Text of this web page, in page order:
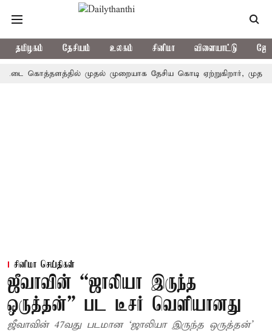
தமிழகம் தேசியம் உலகம் சினிமா விளையாட்டு
முதல் முறையாக தேசிய கொடி ஏற்றுகிறார், முதல்-
சினிமா செய்திகள்
ஜீவாவின் “ஜாலியா இருந்த
ஒருத்தன்” பட டீசர் வெளியானது
ஜீவாவின் 47வது படமான ‘ஜாலியா இருந்த ஒருத்தன்’